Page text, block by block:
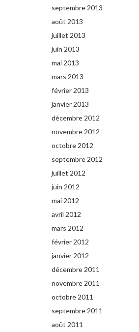
septembre 2013
août 2013
juillet 2013
juin 2013
mai 2013
mars 2013
février 2013
janvier 2013
décembre 2012
novembre 2012
octobre 2012
septembre 2012
juillet 2012
juin 2012
mai 2012
avril 2012
mars 2012
février 2012
janvier 2012
décembre 2011
novembre 2011
octobre 2011
septembre 2011
août 2011